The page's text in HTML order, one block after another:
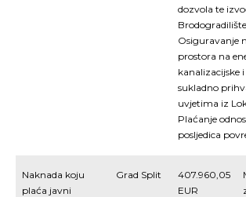
dozvola te
Osiguravanje
prostora na
kanalizacijske
sukladno
uvjetima iz
Plaćanje
posljedica
Naknada koju
plaća javni
Grad Split
407.960,05
EUR